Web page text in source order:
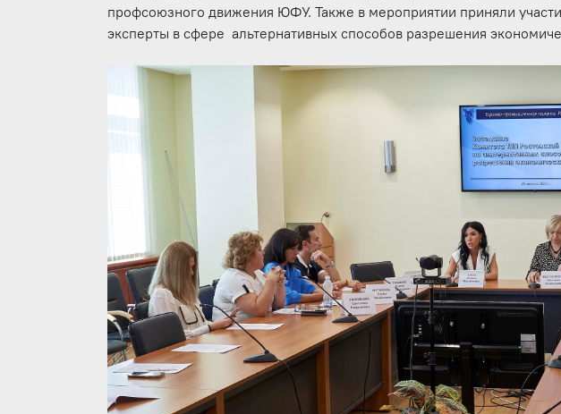
профсоюзного движения ЮФУ. Также в мероприятии приняли
эксперты в сфере альтернативных способов разрешения